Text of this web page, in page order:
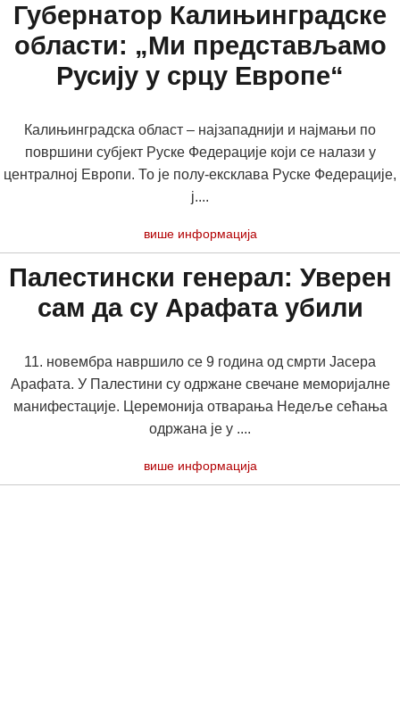
Губернатор Калињинградске
области: „Ми представљамо
Русију у срцу Европе“
Калињинградска област – најзападнији и најмањи по
површини субјект Руске Федерације који се налази у
централној Европи. То је полу-ексклава Руске Федерације,
ј....
више информација
Палестински генерал: Уверен
сам да су Арафата убили
11. новембра навршило се 9 година од смрти Јасера
Арафата. У Палестини су одржане свечане меморијалне
манифестације. Церемонија отварања Недеље сећања
одржана је у ....
више информација